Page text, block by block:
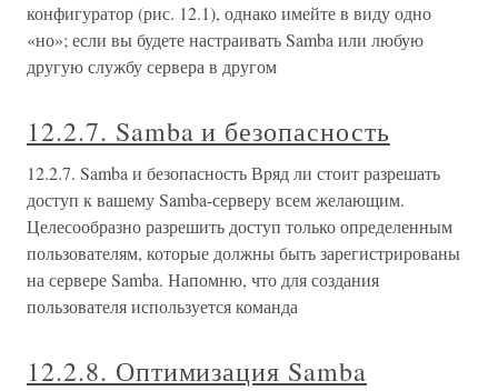
конфигуратор (рис. 12.1), однако имейте в виду одно
«но»; если вы будете настраивать Samba или любую
другую службу сервера в другом
12.2.7. Samba и безопасность
12.2.7. Samba и безопасность Вряд ли стоит разрешать
доступ к вашему Samba-серверу всем желающим.
Целесообразно разрешить доступ только определенным
пользователям, которые должны быть зарегистрированы
на сервере Samba. Напомню, что для создания
пользователя используется команда
12.2.8. Оптимизация Samba